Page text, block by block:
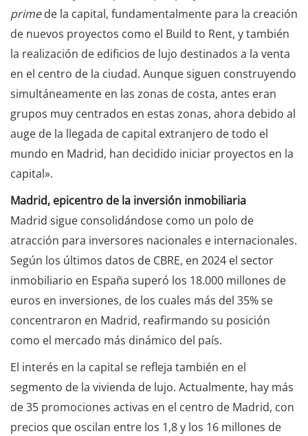
primede la capital, fundamentalmente para la creación
de nuevos proyectos como el Build to Rent, y también
la realización de edificios de lujo destinados a la venta
en el centro de la ciudad. Aunque siguen construyendo
simultáneamente en las zonas de costa, antes eran
grupos muy centrados en estas zonas, ahora debido al
auge de la llegada de capital extranjero de todo el
mundo en Madrid, han decidido iniciar proyectos en la
capital».
Madrid, epicentro de la inversión inmobiliaria
Madrid sigue consolidándose como un polo de
atracción para inversores nacionales e internacionales.
Según los últimos datos de CBRE, en 2024 el sector
inmobiliario en España superó los 18.000 millones de
euros en inversiones, de los cuales más del 35% se
concentraron en Madrid, reafirmando su posición
como el mercado más dinámico del país.
El interés en la capital se refleja también en el
segmento de la vivienda de lujo. Actualmente, hay más
de 35 promociones activas en el centro de Madrid, con
precios que oscilan entre los 1,8 y los 16 millones de